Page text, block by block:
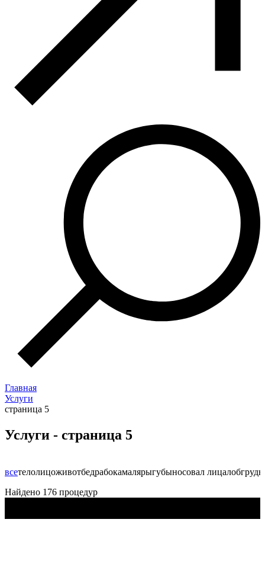
Главная
Услуги
страница 5
Услуги - страница 5
всетелолицоживотбедрабокамалярыгубыносовал лицалобгрудь
Найдено 176 процедур